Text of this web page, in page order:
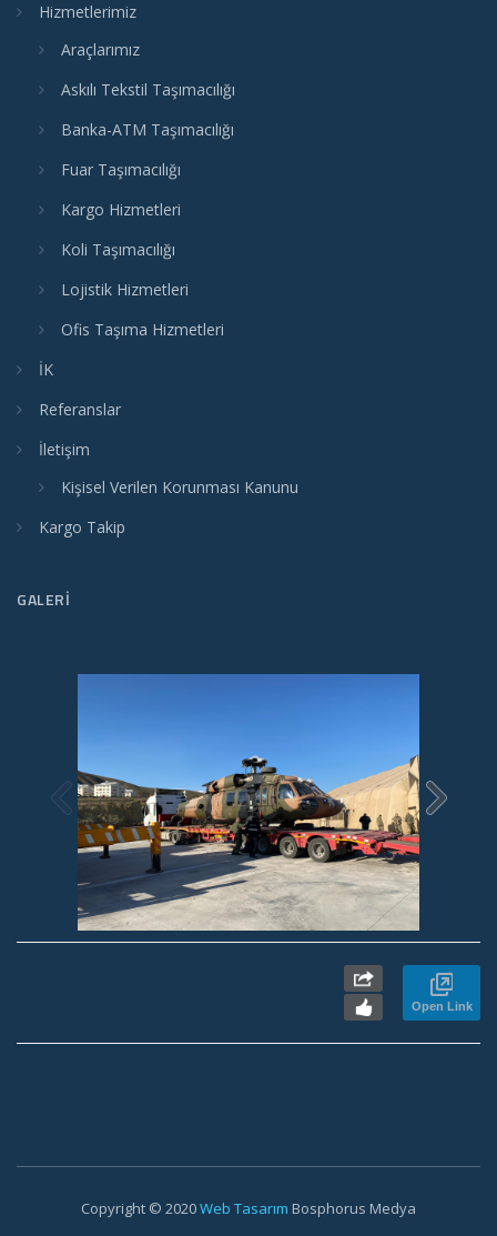
Hizmetlerimiz
Araçlarımız
Askılı Tekstil Taşımacılığı
Banka-ATM Taşımacılığı
Fuar Taşımacılığı
Kargo Hizmetleri
Koli Taşımacılığı
Lojistik Hizmetleri
Ofis Taşıma Hizmetleri
İK
Referanslar
İletişim
Kişisel Verilen Korunması Kanunu
Kargo Takip
GALERI
Open Link
Copyright © 2020Web Tasarım Bosphorus Medya